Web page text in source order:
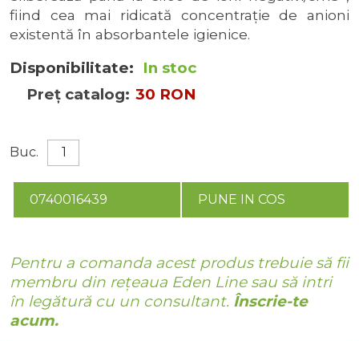
fiind cea mai ridicată concentraţie de anioni
existentă în absorbantele igienice.
Disponibilitate:
In stoc
Preț catalog: 30 RON
Buc.
PUNE IN COS
0740016439
Pentru a comanda acest produs trebuie să fii
membru din rețeaua Eden Line sau să intri
în legătură cu un consultant. Înscrie-te
acum.